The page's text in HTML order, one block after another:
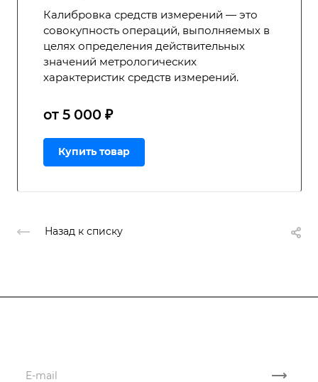
Калибровка средств измерений — это
совокупность операций, выполняемых в
целях определения действительных
значений метрологических
характеристик средств измерений.
от 5 000 ₽
Купить товар
Назад к списку